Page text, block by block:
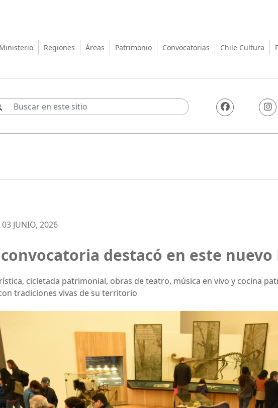
las Culturas, las Artes y el
Ministerio Regiones Áreas Patrimonio Convocatorias Chile Cultura
JUNIO, 2026
destacó en este
cicletada patrimonial, obras de teatro, música en vivo y cocina
tradiciones vivas de su territorio